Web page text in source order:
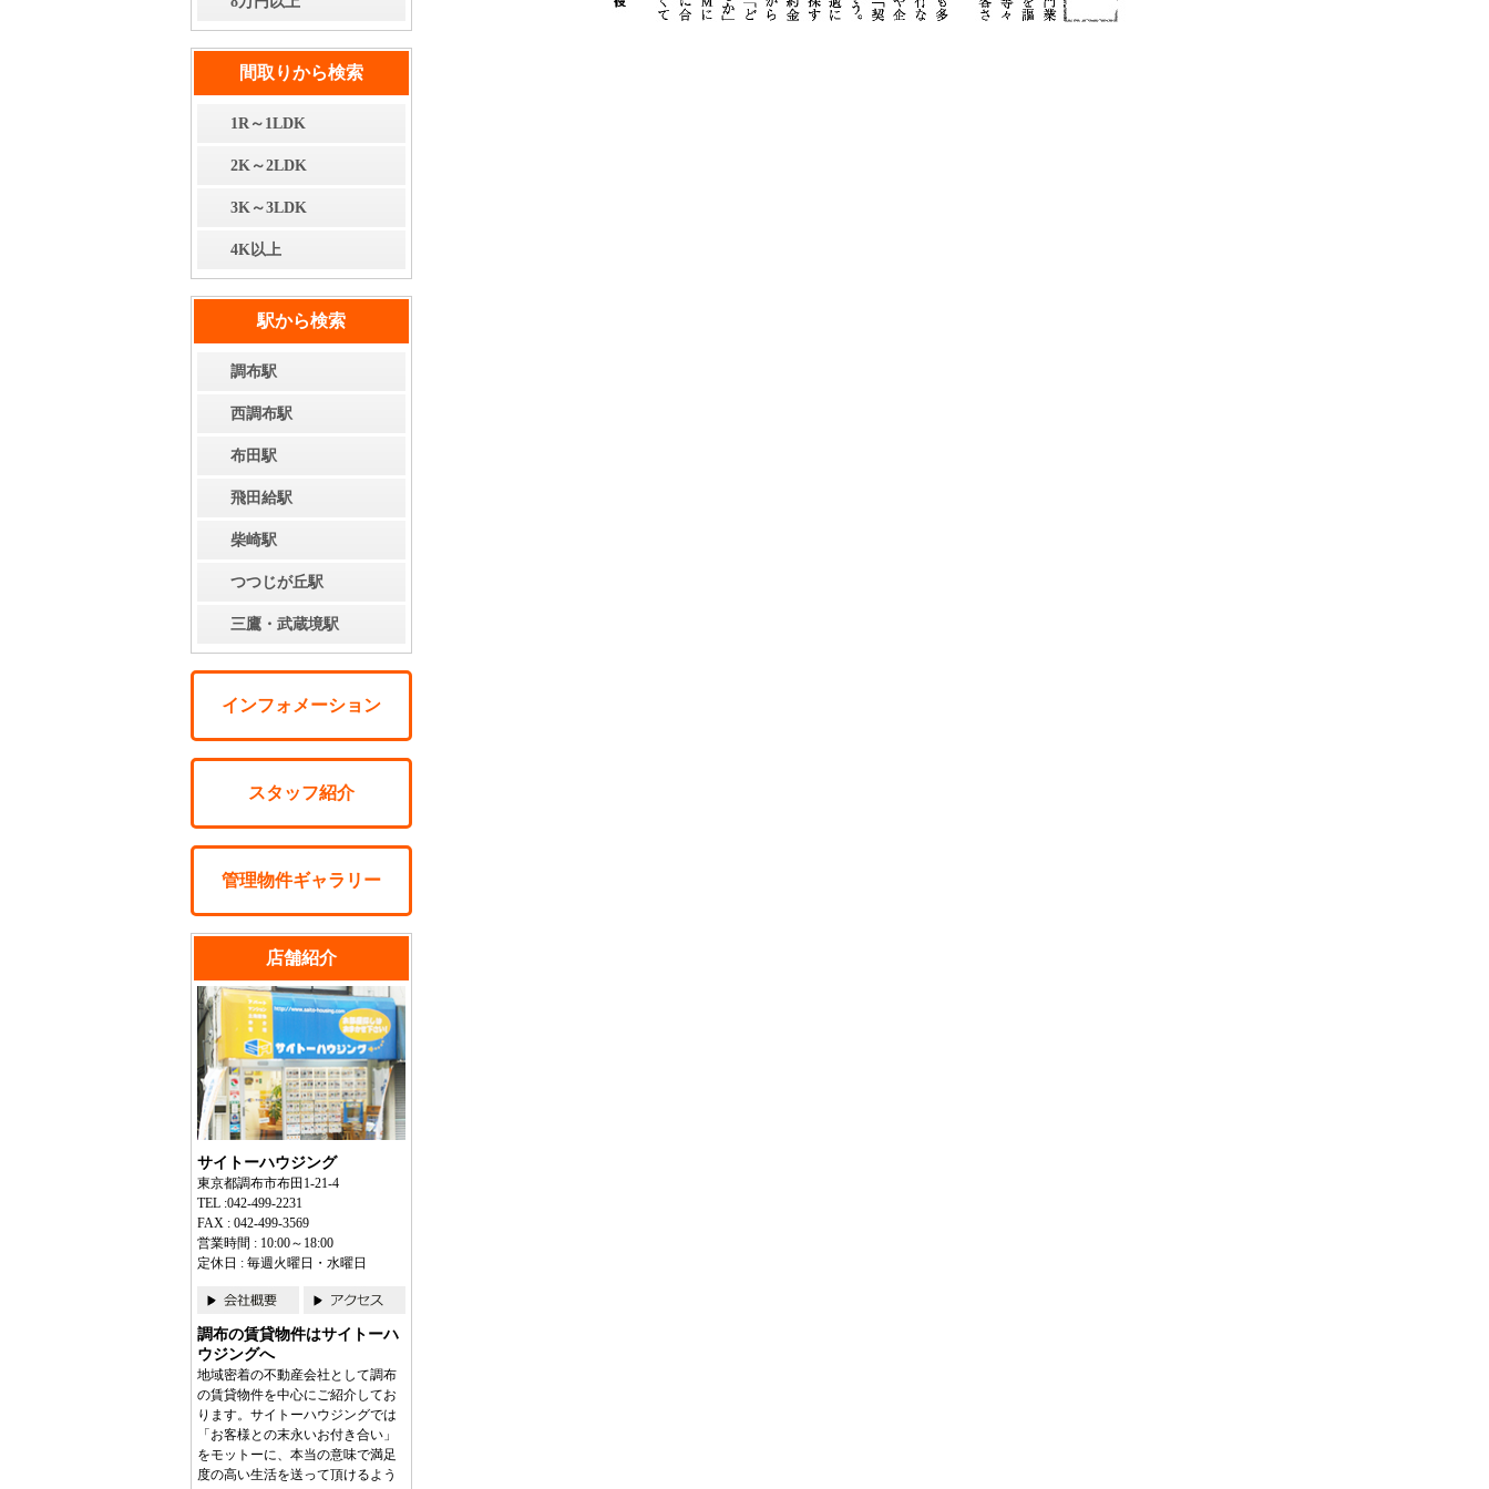
間取りから検索
1R～1LDK
2K～2LDK
3K～3LDK
4K以上
駅から検索
調布駅
西調布駅
布田駅
飛田給駅
柴崎駅
つつじが丘駅
三鷹・武蔵境駅
インフォメーション
スタッフ紹介
管理物件ギャラリー
店舗紹介
サイトーハウジング
東京都調布市布田1-21-4
TEL :042-499-2231
FAX : 042-499-3569
営業時間 : 10:00～18:00
定休日 : 毎週火曜日・水曜日
調布の賃貸物件はサイトーハ
ウジングへ
地域密着の不動産会社として調布
の賃貸物件を中心にご紹介してお
ります。サイトーハウジングでは
「お客様との末永いお付き合い」
をモットーに、本当の意味で満足
度の高い生活を送って頂けるよう